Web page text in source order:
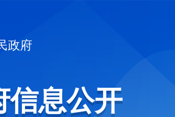
政府
信息公开